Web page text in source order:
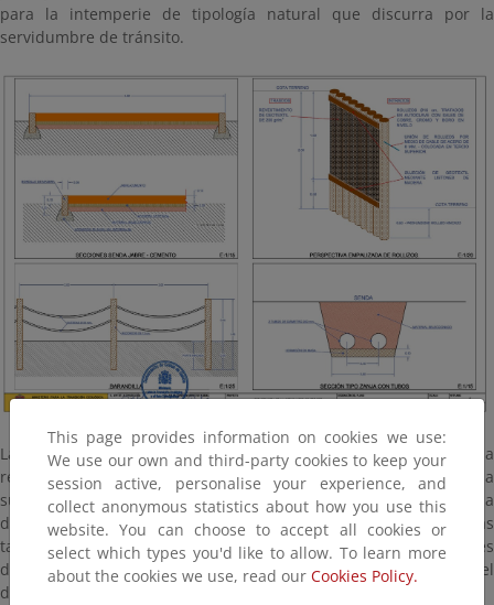
para la intemperie de tipología natural que discurra por la
servidumbre de tránsito.
La actuación incluye el adecentamiento de toda la servidumbre, la
retirada de pequeños materiales de relleno existente, la
sustitución de una pequeña escollera caída por una empalizada
de madera y el retranqueo de un cierre perimetral particular. Las
tareas incluirán la colocación de una barandilla rústica de postes
de madera y cuerda que delimiten las zonas de mayor desnivel
del terreno.
This page provides information on cookies we use:
We use our own and third-party cookies to keep your
session active, personalise your experience, and
collect anonymous statistics about how you use this
website. You can choose to accept all cookies or
select which types you'd like to allow. To learn more
about the cookies we use, read our Cookies Policy.